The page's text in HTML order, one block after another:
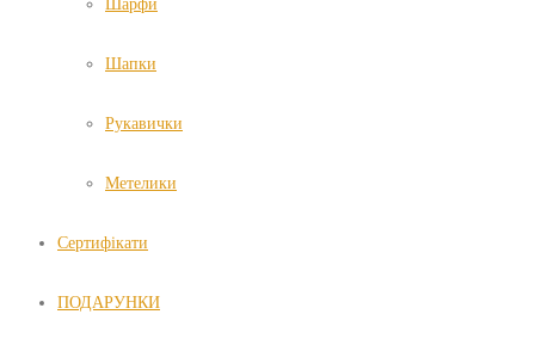
Шарфи
Шапки
Рукавички
Метелики
Сертифікати
ПОДАРУНКИ